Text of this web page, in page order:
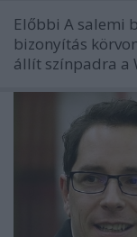
Előbbi A salemi
bizonyítás
állít színpadra a